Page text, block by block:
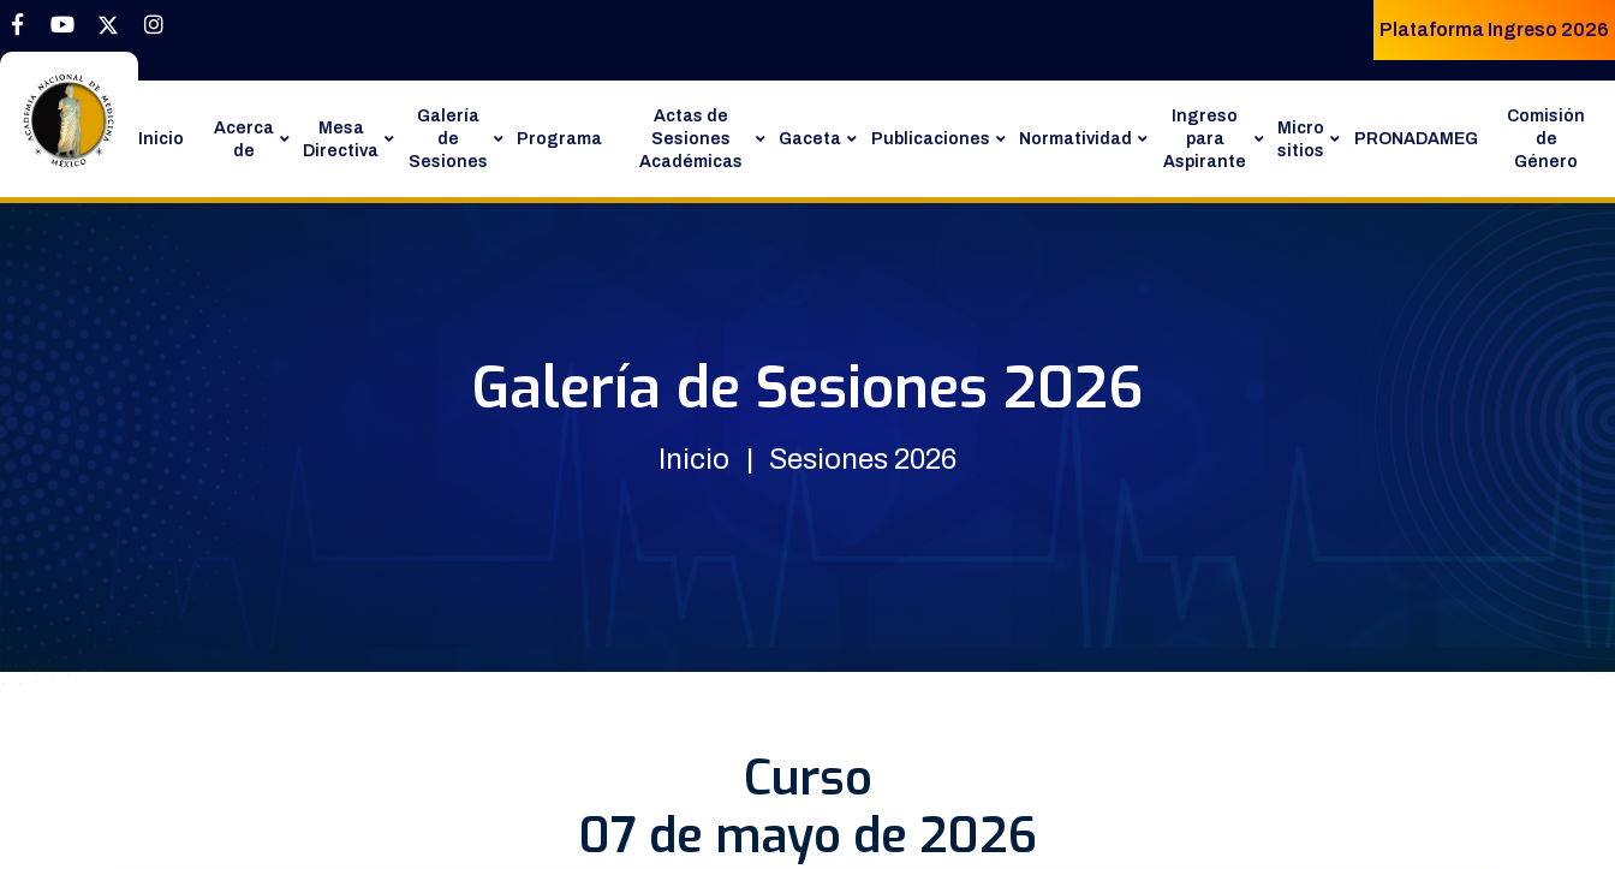
Plataforma Ingreso 2026
Inicio
Acerca
de
Mesa
Directiva
Galería
de
Sesiones
Programa
Actas de
Sesiones
Académicas
Gaceta Publicaciones Normatividad
Ingreso
para
Aspirante
Micro
sitios
PRONADAMEG
Comisión
de
Género
Galería de Sesiones 2026
Inicio Sesiones 2026
Curso
07 de mayo de 2026